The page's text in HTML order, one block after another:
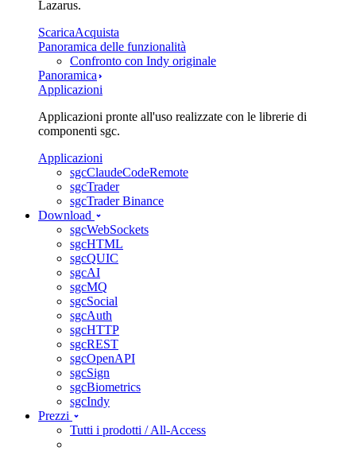
Lazarus.
ScaricaAcquista
Panoramica delle funzionalità
Confronto con Indy originale
Panoramica
Applicazioni
Applicazioni pronte all'uso realizzate con le librerie di
componenti sgc.
Applicazioni
sgcClaudeCodeRemote
sgcTrader
sgcTrader Binance
Download
sgcWebSockets
sgcHTML
sgcQUIC
sgcAI
sgcMQ
sgcSocial
sgcAuth
sgcHTTP
sgcREST
sgcOpenAPI
sgcSign
sgcBiometrics
sgcIndy
Prezzi
Tutti i prodotti / All-Access